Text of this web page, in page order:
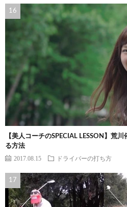
【美人コーチのSPECIAL LESSON】荒
る方法
2017.08.15 ドライバーの打ち方